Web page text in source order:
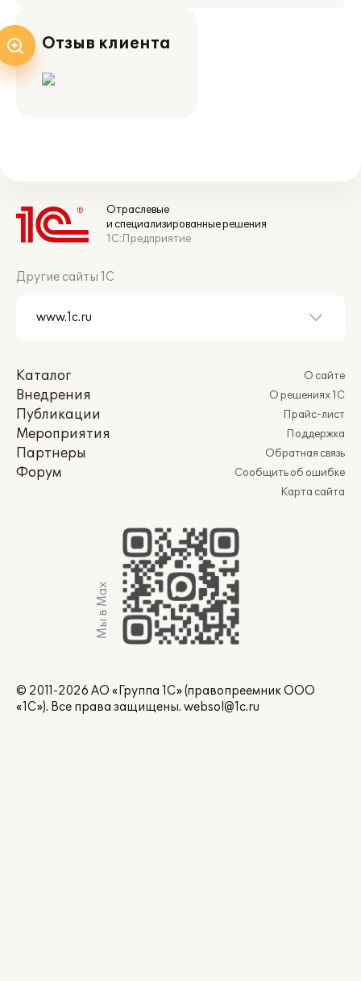
Отзыв клиента
Отраслевые
и специализированные решения
1С:Предприятие
Другие сайты 1С
Каталог
Внедрения
Публикации
Мероприятия
Партнеры
Форум
О сайте
О решениях 1С
Прайс-лист
Поддержка
Обратная связь
Сообщить об ошибке
Карта сайта
Мы в Max
© 2011-2026 АО «Группа 1С» (правопреемник ООО
«1С»). Все права защищены. websol@1c.ru